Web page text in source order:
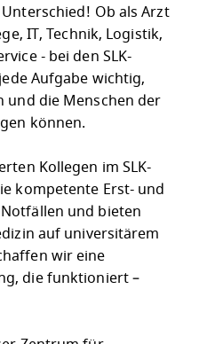
Ob als Arzt
IT, Technik, Logistik,
- bei den SLK-
Aufgabe wichtig,
und die Menschen der
können.
Kollegen im SLK-
kompetente Erst- und
und bieten
auf universitärem
wir eine
die funktioniert –